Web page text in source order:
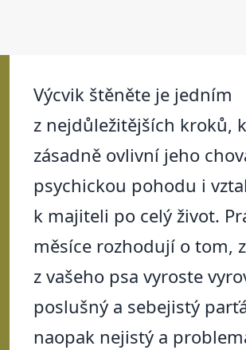
Výcvik štěněte je jedním
z nejdůležitějších kroků,
zásadně ovlivní jeho
psychickou pohodu i
k majiteli po celý život.
měsíce rozhodují o tom,
z vašeho psa vyroste
poslušný a sebejistý
naopak nejistý a